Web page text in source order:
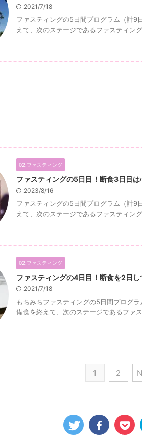
2021/7/18
ファスティングの5日間プログラム（計9
えて、次のステージであるファスティン
02.ファスティング
ファスティングの5日目！断食3日目
2023/8/16
ファスティングの5日間プログラム（計9
えて、次のステージであるファスティン
02.ファスティング
ファスティングの4日目！断食を2日
2021/7/18
もちみちファスティングの5日間プログ
備食を終えて、次のステージであるファ
1 2